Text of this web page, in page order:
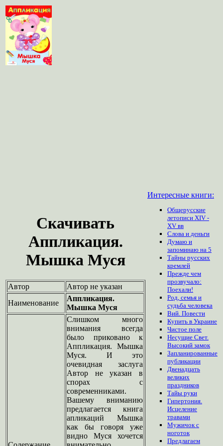
Скачивать
Аппликация.
Мышка Муся
Автор
Автор не указан
Наименование
Аппликация.
Мышка Муся
Слишком много
внимания всегда
было приковано к
Аппликация. Мышка
Муся. И это
очевидная заслуга
Автор не указан в
спорах с
современниками.
Вашему вниманию
предлагается книга
апликаций Мышка
как бы говоря уже
видно Муся хочется
Интересные книги:
Общерусские
летописи XIV -
XV вв
Слова и деньги
Думаю и
запоминаю на 5
Тайны русских
кремлей
Прежде чем
прозвучало:
Поехали!
Род, семья и
судьба человека
Вий. Повести
Купить в Украине
Чистое поле
Несущие Свет.
Высокий замок
Запланированные
публикации
Двенадцать
великих
праздников
Тайы руки
Гипертония.
Исцеление
травами
Мужичок с
ноготок
Предлагаем